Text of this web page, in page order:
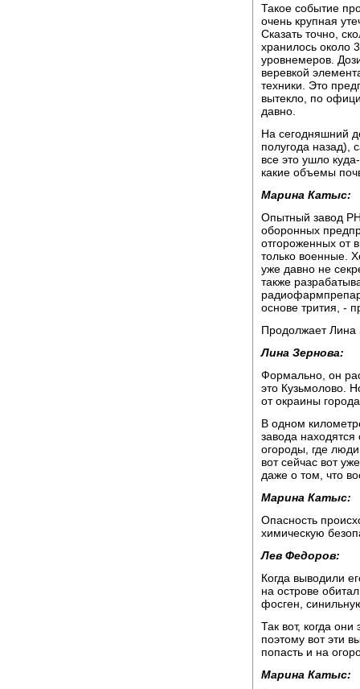
Такое событие
очень крупная
Сказать точно,
хранилось около
уровнемеров.
веревкой
техники. Это
вытекло, по
давно.
На сегодняшний
полугода назад),
все это ушло
какие объемы
Марина Катыс:
Опытный завод
оборонных
отгороженных от
только военные.
уже давно не
также
основе трития, -
Продолжает Лина
Лина Зернова:
Формально, он
это Кузьмолово.
от окраины
В одном
завода находятся
огороды, где
вот сейчас вот
даже о том, что
Марина Катыс:
Опасность
химическую
Лев Федоров:
Когда выводили
на острове
фосген,
Так вот, когда
поэтому вот эти
попасть и на
Марина Катыс: